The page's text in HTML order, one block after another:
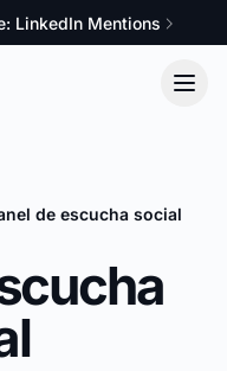
LinkedIn Mentions
de escucha social